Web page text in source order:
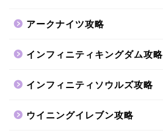
アークナイツ攻略
インフィニティキングダム攻略
インフィニティソウルズ攻略
ウイニングイレブン攻略